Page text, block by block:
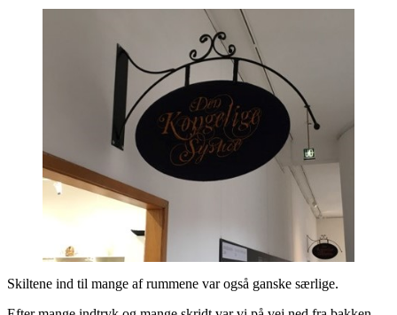
Skiltene ind til mange af rummene var også ganske særlige.